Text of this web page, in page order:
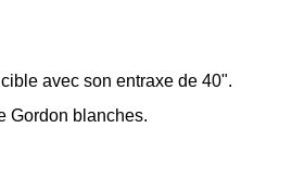
avec son entraxe de 40".
Gordon blanches.